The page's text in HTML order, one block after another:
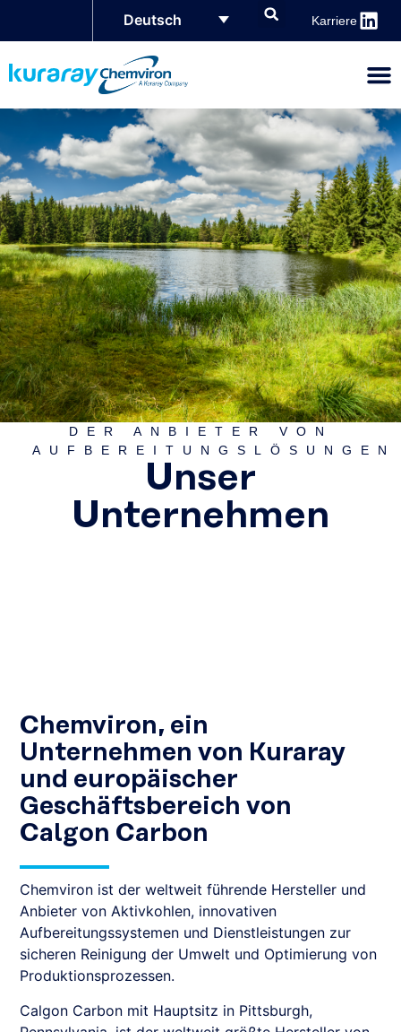
Karriere
Deutsch
DER ANBIETER VON
AUFBEREITUNGSLÖSUNGEN
Unser
Unternehmen
Chemviron, ein
Unternehmen von Kuraray
und europäischer
Geschäftsbereich von
Calgon Carbon
Chemviron ist der weltweit führende Hersteller und
Anbieter von Aktivkohlen, innovativen
Aufbereitungssystemen und Dienstleistungen zur
sicheren Reinigung der Umwelt und Optimierung von
Produktionsprozessen.
Calgon Carbon mit Hauptsitz in Pittsburgh,